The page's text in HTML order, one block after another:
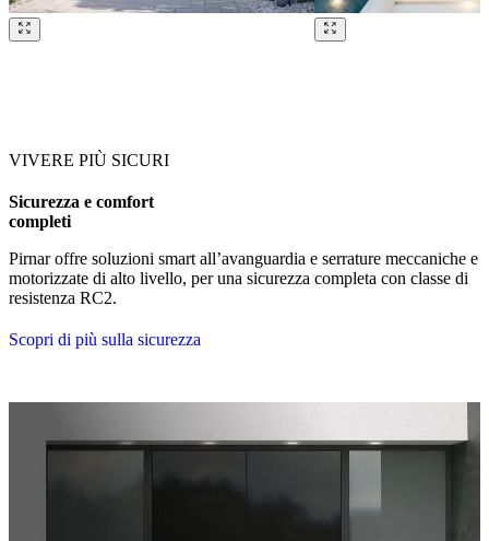
VIVERE PIÙ SICURI
Sicurezza e comfort
completi
Pirnar offre soluzioni smart all’avanguardia e serrature meccaniche e
motorizzate di alto livello, per una sicurezza completa con classe di
resistenza RC2.
Scopri di più sulla sicurezza